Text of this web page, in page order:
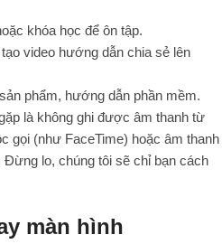
khóa học để ôn tập.
video hướng dẫn chia sẻ lên
phẩm, hướng dẫn phần mềm.
là không ghi được âm thanh từ
gọi (như FaceTime) hoặc âm thanh
lo, chúng tôi sẽ chỉ bạn cách
màn hình